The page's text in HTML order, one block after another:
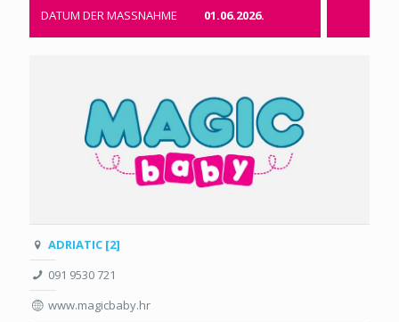
DATUM DER MASSNAHME 01.06.2026.
ADRIATIC [2]
091 9530 721
www.magicbaby.hr